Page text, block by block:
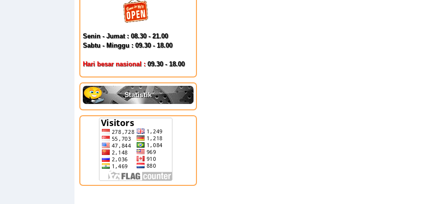
Senin - Jumat : 08.30 - 21.00
Sabtu - Minggu : 09.30 - 18.00
Hari besar nasional : 09.30 - 18.00
Statistik